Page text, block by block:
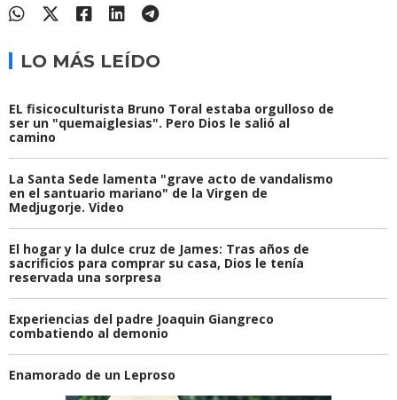
LO MÁS LEÍDO
EL fisicoculturista Bruno Toral estaba orgulloso de
ser un "quemaiglesias". Pero Dios le salió al
camino
La Santa Sede lamenta "grave acto de vandalismo
en el santuario mariano" de la Virgen de
Medjugorje. Video
El hogar y la dulce cruz de James: Tras años de
sacrificios para comprar su casa, Dios le tenía
reservada una sorpresa
Experiencias del padre Joaquin Giangreco
combatiendo al demonio
Enamorado de un Leproso